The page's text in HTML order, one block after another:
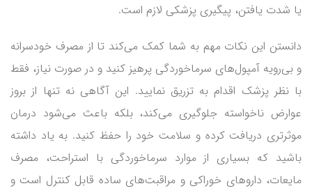
یا شدت یافتن، پیگیری پزشکی لازم است.
دانستن این نکات مهم به شما کمک می‌کند تا از مصرف خودسرانه
و بی‌رویه آمپول‌های سرماخوردگی پرهیز کنید و در صورت نیاز، فقط
با نظر پزشک اقدام به تزریق نمایید. این آگاهی نه تنها از بروز
عوارض ناخواسته جلوگیری می‌کند، بلکه باعث می‌شود درمان
موثرتری دریافت کرده و سلامت خود را حفظ کنید. به یاد داشته
باشید که بسیاری از موارد سرماخوردگی با استراحت، مصرف
مایعات، داروهای خوراکی و مراقبت‌های ساده قابل کنترل است و